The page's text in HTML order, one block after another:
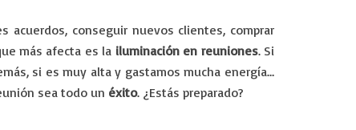
acuerdos, conseguir nuevos clientes, comprar
más afecta es la iluminación en reuniones. Si
si es muy alta y gastamos mucha energía…
sea todo un éxito. ¿Estás preparado?